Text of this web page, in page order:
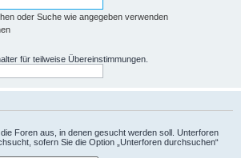
oder Suche wie angegeben verwenden
für teilweise Übereinstimmungen.
Foren aus, in denen gesucht werden soll. Unterforen
sofern Sie die Option „Unterforen durchsuchen“